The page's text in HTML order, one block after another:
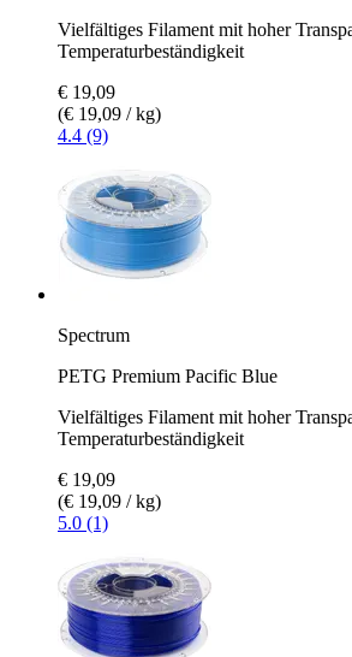
Vielfältiges Filament mit hoher
Temperaturbeständigkeit
€ 19,09
(€ 19,09 / kg)
4.4 (9)
Spectrum
PETG Premium Pacific Blue
Vielfältiges Filament mit hoher
Temperaturbeständigkeit
€ 19,09
(€ 19,09 / kg)
5.0 (1)